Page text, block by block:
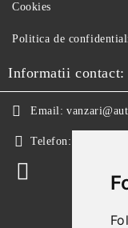
Cookies
Politica de
Informatii contact:
Email:
Telefon: